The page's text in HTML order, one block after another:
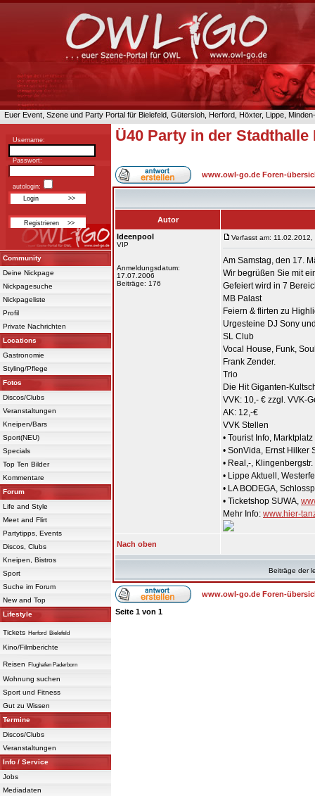
Euer Event, Szene und Party Portal für Bielefeld, Gütersloh, Herford, Höxter, Lippe,
Username:
Passwort:
autologin:
Community
Deine Nickpage
Nickpagesuche
Nickpageliste
Profil
Private Nachrichten
Locations
Gastronomie
Styling/Pflege
Fotos
Discos/Clubs
Veranstaltungen
Kneipen/Bars
Sport(NEU)
Specials
Top Ten Bilder
Kommentare
Forum
Life and Style
Meet and Flirt
Partytipps, Events
Discos, Clubs
Kneipen, Bistros
Sport
Suche im Forum
New and Top
Lifestyle
Tickets Herford Bielefeld
Kino/Filmberichte
Reisen Flughafen Paderborn
Wohnung suchen
Sport und Fitness
Gut zu Wissen
Termine
Discos/Clubs
Veranstaltungen
Info / Service
Jobs
Mediadaten
Ü40 Party in der Stadthalle
www.owl-go.de Foren-
Autor
Ideenpool
VIP
Anmeldungsdatum:
17.07.2006
Beiträge: 176
Verfasst am: 11.02.2012,
Am Samstag, den 17.
Wir begrüßen Sie mit
Gefeiert wird in 7
MB Palast
Feiern & flirten zu
Urgesteine DJ Sony
SL Club
Vocal House, Funk,
Frank Zender.
Trio
Die Hit Giganten-
VVK: 10,- € zzgl. VVK-
AK: 12,-€
VVK Stellen
• Tourist Info, Marktplatz
• SonVida, Ernst Hilker
• Real,-,
• Lippe Aktuell,
• LA BODEGA,
• Ticketshop SUWA,
Mehr Info: www.hier-
Nach oben
Beiträge der
www.owl-go.de Foren-
Seite 1 von 1